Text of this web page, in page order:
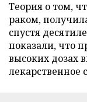
Теория о том,
раком,
спустя
показали, что
высоких дозах
лекарственное